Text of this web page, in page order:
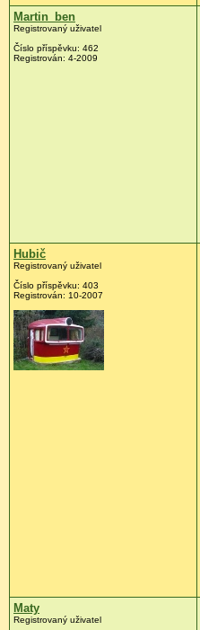
Martin_ben
Registrovaný uživatel
Číslo příspěvku: 462
Registrován: 4-2009
Hubič
Registrovaný uživatel
Číslo příspěvku: 403
Registrován: 10-2007
Maty
Registrovaný uživatel